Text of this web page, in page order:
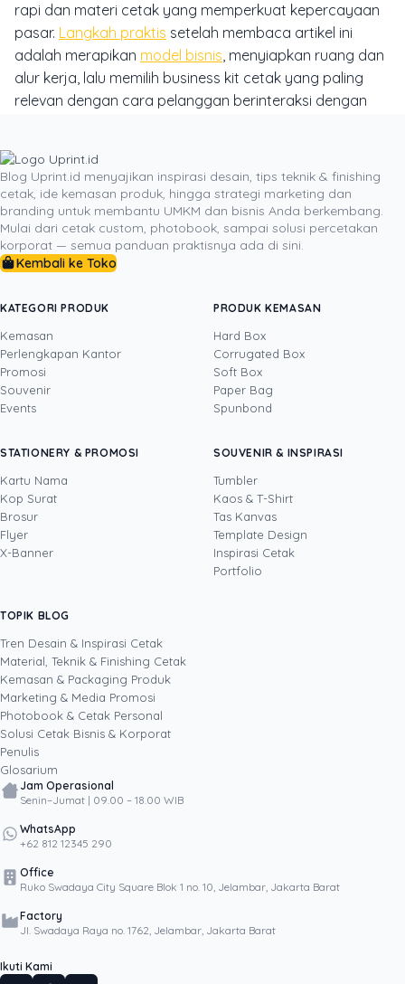
rapi dan materi cetak yang memperkuat kepercayaan
pasar. Langkah praktis setelah membaca artikel ini
adalah merapikan model bisnis , menyiapkan ruang dan
alur kerja, lalu memilih business kit cetak yang paling
relevan dengan cara pelanggan berinteraksi dengan
Jika kebutuhan Anda saat ini adalah memperkuat
kesan profesional, mulailah dari yang paling mendesak:
kartu nama, brosur, stiker label, nota, ataucetak
amplop kartu untuk keperluan bisnis yang sesuai
dengan jenis usaha. Dengan pilihan media yang tepat,
bisnis rumahan akan terlihat lebih siap, lebih terpercaya,
sederhana menuju usaha yang benar-benar matang.
DITULIS OLEH
· Project Manager
pengalaman lebih dari 8 tahun di bidang
project management. Sebagai Project Manager
Uprint.id, ia mengelola proyek pemasaran lintas
fungsi dari tahap perencanaan hingga
penyelesaian, termasuk kampanye yang
memadukan kanal digital dengan material
cetak seperti brosur, banner, kartu nama, dan
mengeksekusi proyek cetak, sehingga setiap
strategi yang ia bagikan teruji di lapangan dan
selaras dengan tujuan bisnis.
Lihat semua penulis
Popular
Blog Uprint.id menyajikan inspirasi desain, tips teknik & finishing
cetak, ide kemasan produk, hingga strategi marketing dan
branding untuk membantu UMKM dan bisnis Anda berkembang.
Mulai dari cetak custom, photobook, sampai solusi percetakan
korporat — semua panduan praktisnya ada di sini.
Kembali ke Toko
KATEGORI PRODUK
Kemasan
Perlengkapan Kantor
Promosi
Souvenir
Events
PRODUK KEMASAN
Hard Box
Corrugated Box
Soft Box
Paper Bag
Spunbond
STATIONERY & PROMOSI
Kartu Nama
Kop Surat
Brosur
Flyer
X-Banner
SOUVENIR & INSPIRASI
Tumbler
Kaos & T-Shirt
Tas Kanvas
Template Design
Inspirasi Cetak
Portfolio
TOPIK BLOG
Tren Desain & Inspirasi Cetak
Material, Teknik & Finishing Cetak
Kemasan & Packaging Produk
Marketing & Media Promosi
Photobook & Cetak Personal
Solusi Cetak Bisnis & Korporat
Penulis
Glosarium
Jam Operasional
Senin–Jumat | 09.00 – 18.00 WIB
WhatsApp
+62 812 12345 290
Office
Ruko Swadaya City Square Blok 1 no. 10, Jelambar, Jakarta Barat
Factory
Jl. Swadaya Raya no. 1762, Jelambar, Jakarta Barat
Ikuti Kami